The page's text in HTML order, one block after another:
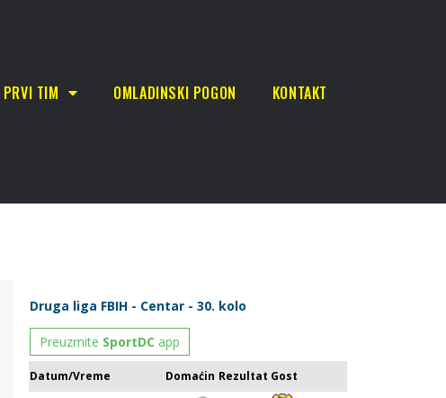
PRVI TIM OMLADINSKI POGON KONTAKT